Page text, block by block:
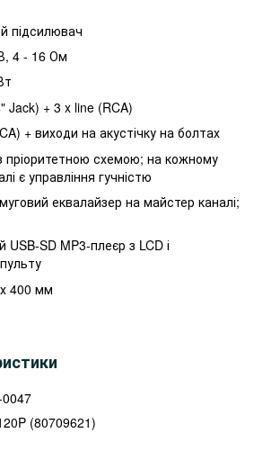
підсилювач
4 - 16 Ом
Jack) + 3 x line (RCA)
+ виходи на акустічку на болтах
пріоритетною схемою; на кожному
є управління гучністю
еквалайзер на майстер каналі;
USB-SD MP3-плеєр з LCD і
400 мм
(80709621)